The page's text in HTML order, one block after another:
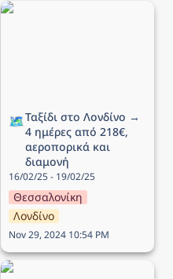
Ταξίδι στο Λονδίνο → 4
🗺️Ταξίδι στο Λονδίνο →
4 ημέρες από 218€,
αεροπορικά και
διαμονή
16/02/25 - 19/02/25
Θεσσαλονίκη
Λονδίνο
Nov 29, 2024 10:54 PM
Ταξίδι στη Ρώμη → 5